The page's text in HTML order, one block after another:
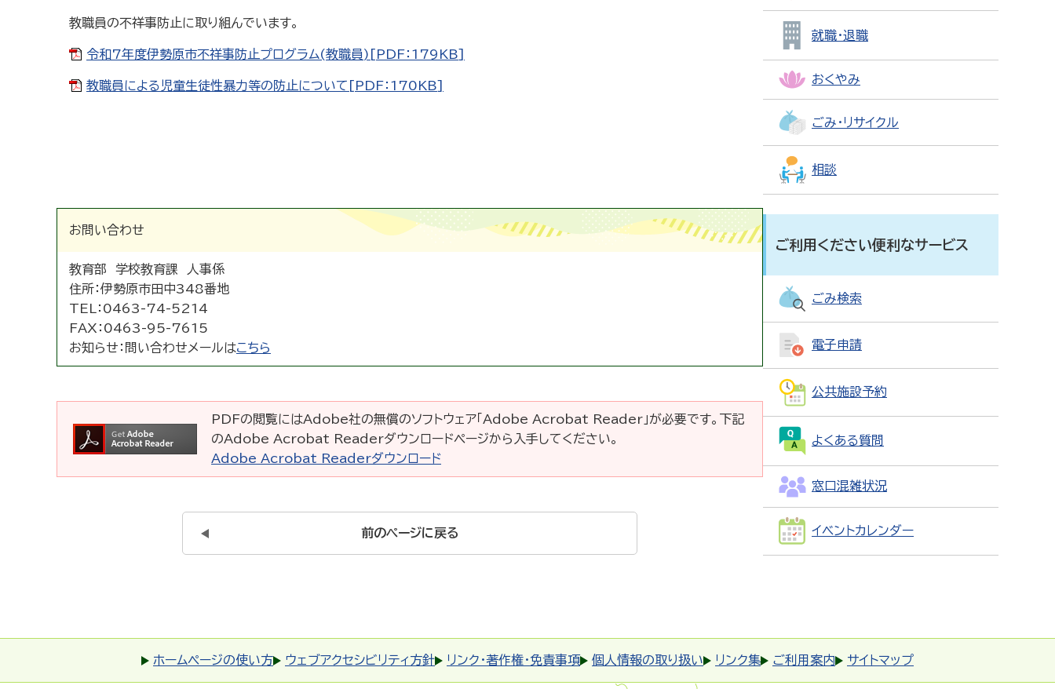
教職員の不祥事防止に取り組んでいます。
令和7年度伊勢原市不祥事防止プログラム(教職員)[PDF：179KB]
教職員による児童生徒性暴力等の防止について[PDF：170KB]
お問い合わせ
教育部 学校教育課 人事係
住所：伊勢原市田中348番地
TEL： 0463-74-5214
FAX： 0463-95-7615
お知らせ： 問い合わせメールはこちら
PDFの閲覧にはAdobe社の無償のソフトウェア「Adobe Acrobat Reader」が必要です。下記
のAdobe Acrobat Readerダウンロードページから入手してください。
Adobe Acrobat Readerダウンロード
前のページに戻る
就職・退職
おくやみ
ごみ・リサイクル
相談
ご利用ください便利なサービス
ごみ検索
電子申請
公共施設予約
よくある質問
窓口混雑状況
イベントカレンダー
ホームページの使い方 ウェブアクセシビリティ方針 リンク・著作権・免責事項 個人情報の取り扱い リンク集 ご利用案内 サイトマップ